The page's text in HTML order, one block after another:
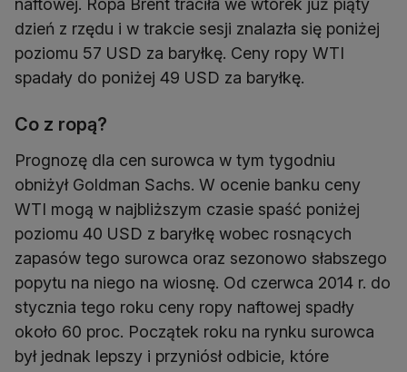
naftowej. Ropa Brent traciła we wtorek już piąty
dzień z rzędu i w trakcie sesji znalazła się poniżej
poziomu 57 USD za baryłkę. Ceny ropy WTI
spadały do poniżej 49 USD za baryłkę.
Co z ropą?
Prognozę dla cen surowca w tym tygodniu
obniżył Goldman Sachs. W ocenie banku ceny
WTI mogą w najbliższym czasie spaść poniżej
poziomu 40 USD z baryłkę wobec rosnących
zapasów tego surowca oraz sezonowo słabszego
popytu na niego na wiosnę. Od czerwca 2014 r. do
stycznia tego roku ceny ropy naftowej spadły
około 60 proc. Początek roku na rynku surowca
był jednak lepszy i przyniósł odbicie, które